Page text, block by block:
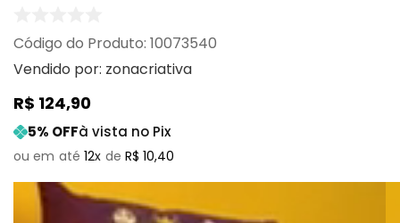
: 10073540
Vendido por: zonacriativa
R$ 124,90
5% OFFà vista no Pix
12 R$ 10,40